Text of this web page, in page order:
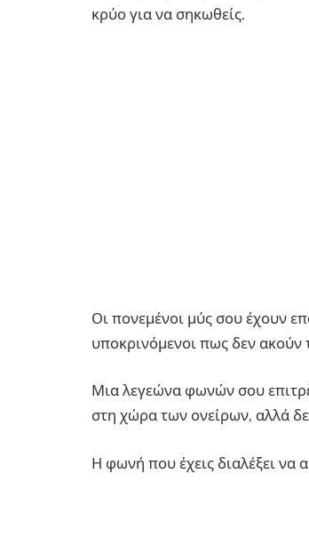
κρύο για να σηκωθείς.
Οι πονεμένοι μύς σου έχουν
υποκρινόμενοι πως δεν
Μια λεγεώνα φωνών σου
στη χώρα των ονείρων, αλλά
Η φωνή που έχεις διαλέξει να